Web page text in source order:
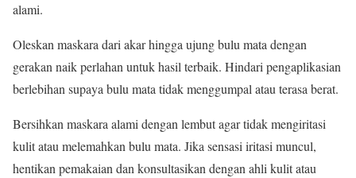
alami.
Oleskan maskara dari akar hingga ujung bulu mata dengan
gerakan naik perlahan untuk hasil terbaik. Hindari pengaplikasian
berlebihan supaya bulu mata tidak menggumpal atau terasa berat.
Bersihkan maskara alami dengan lembut agar tidak mengiritasi
kulit atau melemahkan bulu mata. Jika sensasi iritasi muncul,
hentikan pemakaian dan konsultasikan dengan ahli kulit atau